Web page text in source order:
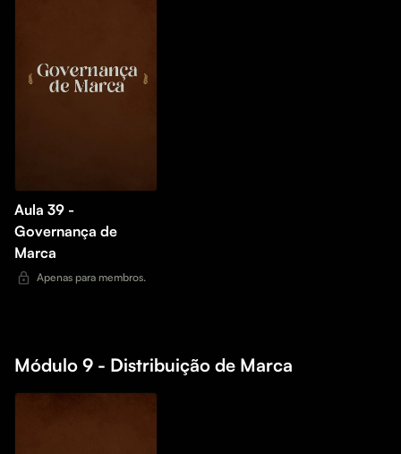
Aula 39 -
Governança de
Marca
Apenas para membros.
Módulo 9 - Distribuição de Marca